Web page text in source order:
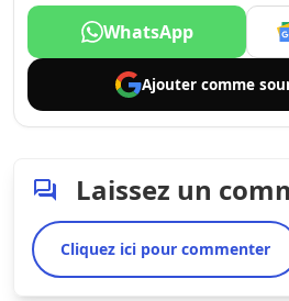
WhatsApp
Ajouter comme
Laissez un
Cliquez ici pour commenter